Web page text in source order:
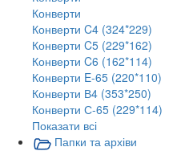
Конверти
Конверти C4 (324*229)
Конверти C5 (229*162)
Конверти C6 (162*114)
Конверти E-65 (220*110)
Конверти В4 (353*250)
Конверти С-65 (229*114)
Показати всі
Папки та архіви